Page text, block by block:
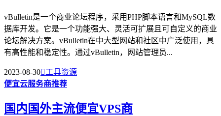
vBulletin是一个商业论坛程序，采用PHP脚本语言和MySQL数
据库开发。它是一个功能强大、灵活可扩展且可自定义的商业
论坛解决方案。vBulletin在中大型网站和社区中广泛使用，具
有高性能和稳定性。通过vBulletin，网站管理员...
2023-08-30工具资源
便宜云服务商推荐
国内国外主流便宜VPS商